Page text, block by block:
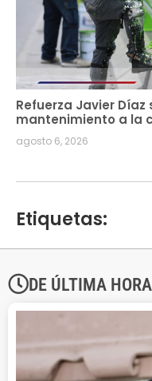
Refuerza Javier
mantenimiento a la
agosto 6, 2026
Etiquetas:
DE ÚLTIMA HORA